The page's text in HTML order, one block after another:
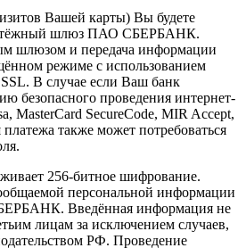
Вашей карты) Вы будете
шлюз ПАО СБЕРБАНК.
шлюзом и передача информации
режиме с использованием
В случае если Ваш банк
безопасного проведения интернет-
MasterCard SecureCode, MIR Accept,
также может потребоваться
256-битное шифрование.
персональной информации
Введённая информация не
лицам за исключением случаев,
РФ. Проведение